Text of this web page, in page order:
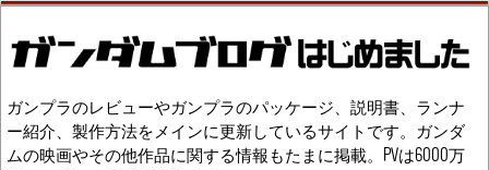
ガンプラのレビューやガンプラのパッケージ、説明書、ランナ
ー紹介、製作方法をメインに更新しているサイトです。ガンダ
ムの映画やその他作品に関する情報もたまに掲載。PVは6000万